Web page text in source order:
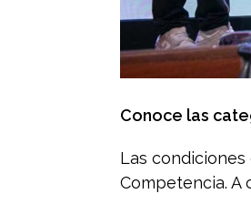
Conoce las
Las
Competencia. A